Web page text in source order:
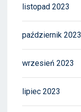
listopad 2023
październik 2023
wrzesień 2023
lipiec 2023